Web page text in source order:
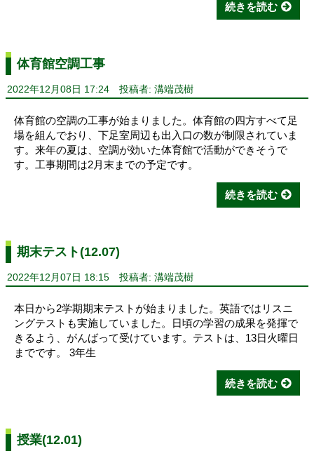
続きを読む
体育館空調工事
2022年12月08日 17:24 投稿者: 溝端茂樹
体育館の空調の工事が始まりました。体育館の四方すべて足
場を組んでおり、下足室周辺も出入口の数が制限されていま
す。来年の夏は、空調が効いた体育館で活動ができそうで
す。工事期間は2月末までの予定です。
続きを読む
期末テスト(12.07)
2022年12月07日 18:15 投稿者: 溝端茂樹
本日から2学期期末テストが始まりました。英語ではリスニ
ングテストも実施していました。日頃の学習の成果を発揮で
きるよう、がんばって受けています。テストは、13日火曜日
までです。 3年生
続きを読む
授業(12.01)